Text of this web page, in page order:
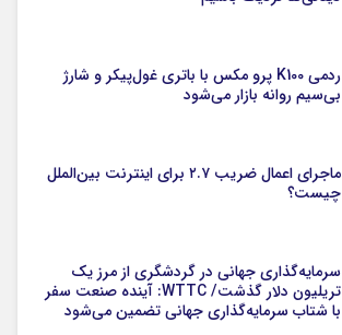
ردمی K100 پرو مکس با باتری غول‌پیکر و شارژ
بی‌سیم روانه بازار می‌شود
ماجرای اعمال ضریب ۲.۷ برای اینترنت بین‌الملل
چیست؟
سرمایه‌گذاری جهانی در گردشگری از مرز یک
تریلیون دلار گذشت/ WTTC: آینده صنعت سفر
با شتاب سرمایه‌گذاری جهانی تضمین می‌شود